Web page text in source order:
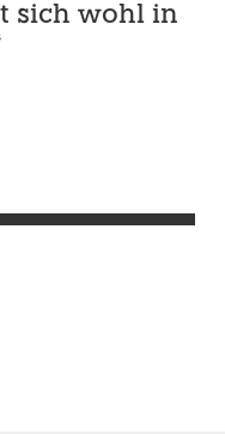
sich wohl in